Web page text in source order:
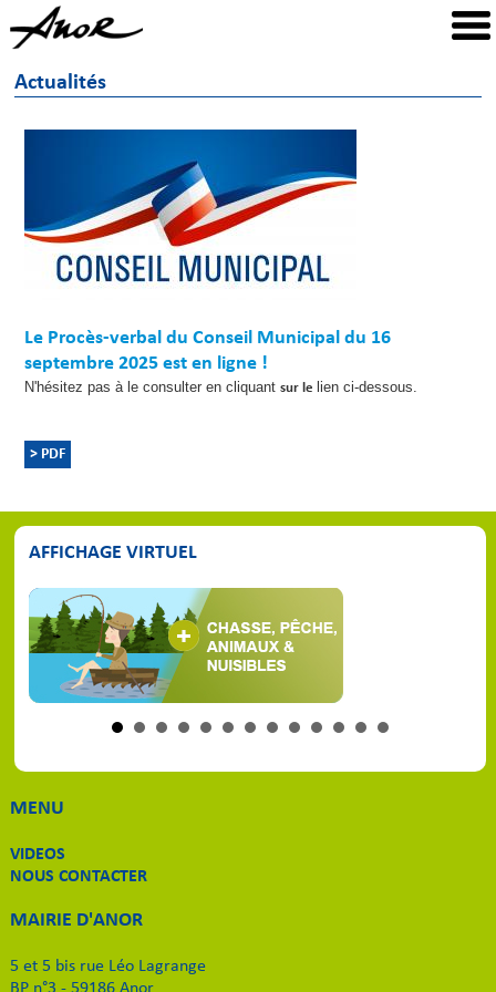
Actualités
Le Procès-verbal du Conseil Municipal du 16
septembre 2025 est en ligne !
N'hésitez pas à le consulter en cliquant sur le lien ci-dessous.
> PDF
AFFICHAGE VIRTUEL
MENU
VIDEOS
NOUS CONTACTER
MAIRIE D'ANOR
5 et 5 bis rue Léo Lagrange